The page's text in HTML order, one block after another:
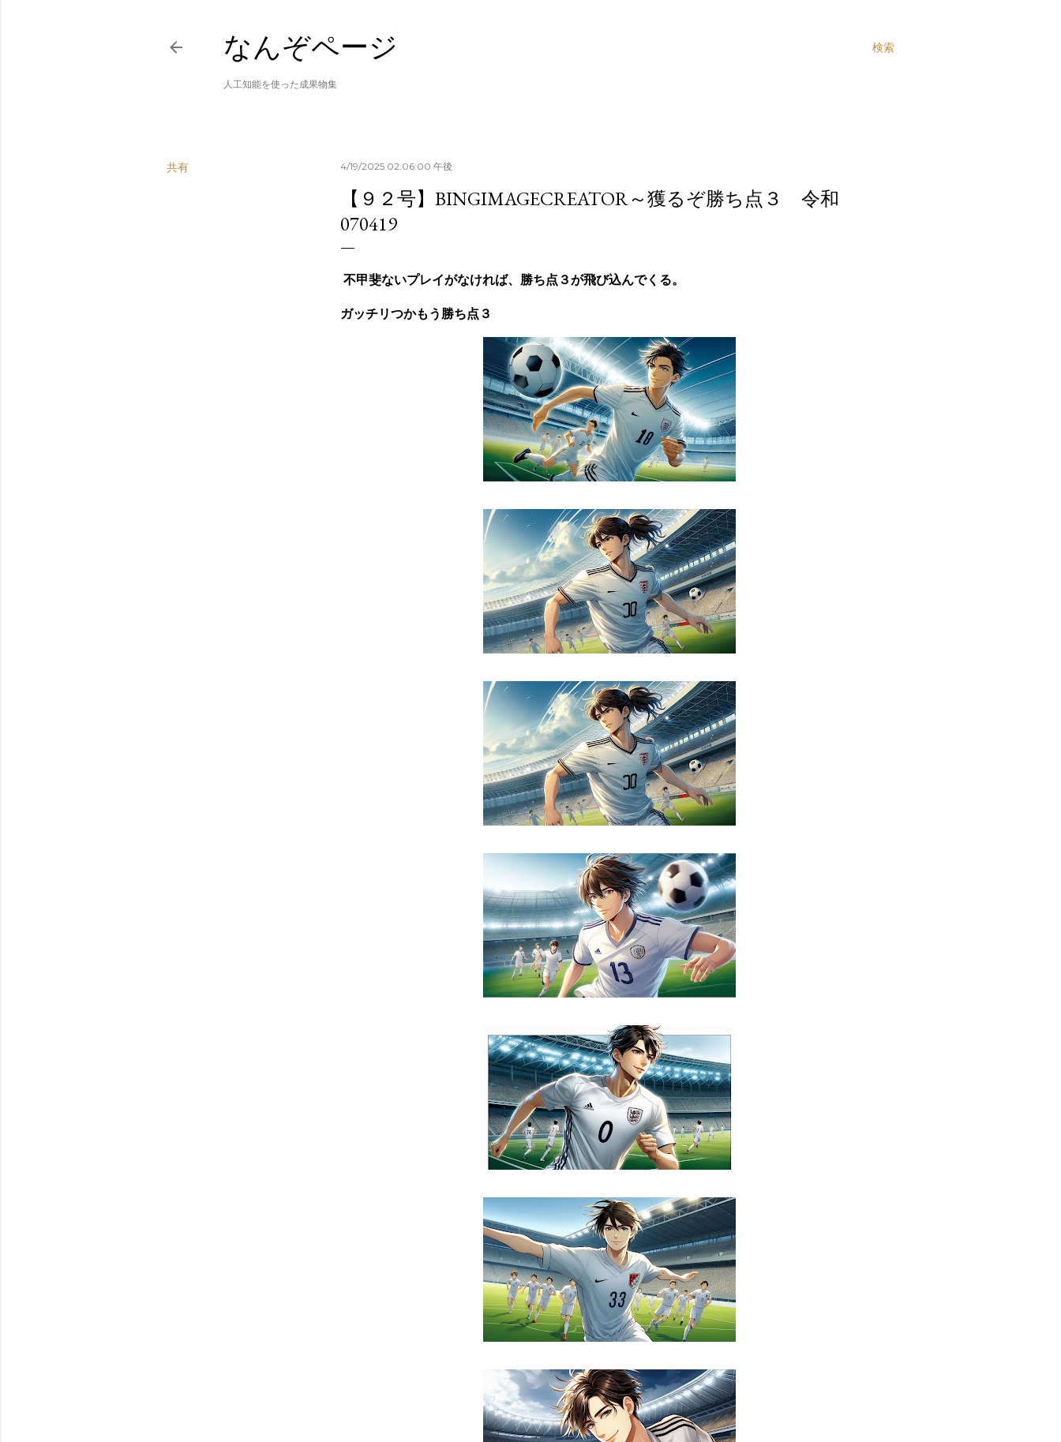
検索
なんぞページ
人工知能を使った成果物集
共有 4/19/2025 02:06:00 午後
【９２号】BINGIMAGECREATOR～獲るぞ勝ち点３ 令和
070419
不甲斐ないプレイがなければ、勝ち点３が飛び込んでくる。
ガッチリつかもう勝ち点３